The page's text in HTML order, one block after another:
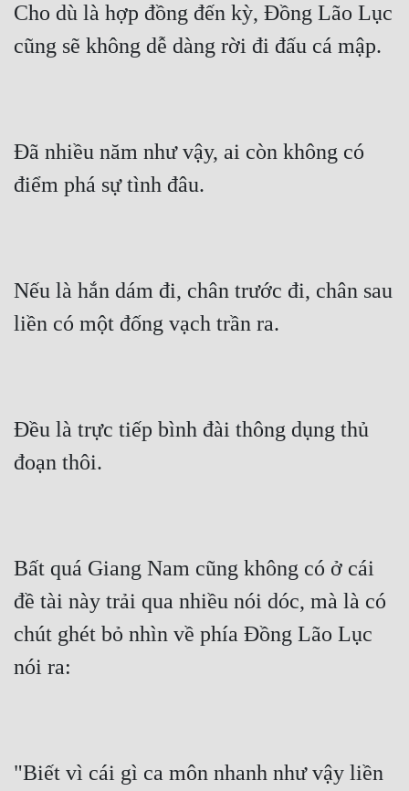
Cho dù là hợp đồng đến kỳ, Đồng Lão Lục
cũng sẽ không dễ dàng rời đi đấu cá mập.
Đã nhiều năm như vậy, ai còn không có
điểm phá sự tình đâu.
Nếu là hắn dám đi, chân trước đi, chân sau
liền có một đống vạch trần ra.
Đều là trực tiếp bình đài thông dụng thủ
đoạn thôi.
Bất quá Giang Nam cũng không có ở cái
đề tài này trải qua nhiều nói dóc, mà là có
chút ghét bỏ nhìn về phía Đồng Lão Lục
nói ra:
"Biết vì cái gì ca môn nhanh như vậy liền